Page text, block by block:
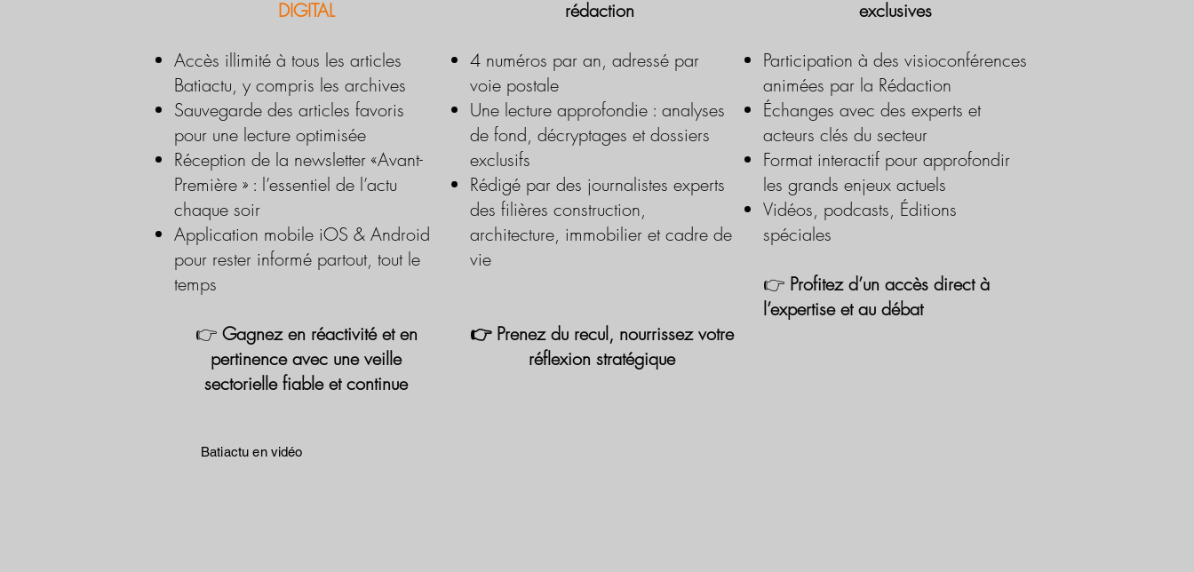
DIGITAL
Accès illimité à tous les articles
Batiactu, y compris les archives
Sauvegarde des articles favoris
pour une lecture optimisée
Réception de la newsletter «Avant-
Première » : l’essentiel de l’actu
chaque soir
Application mobile iOS & Android
pour rester informé partout, tout le
temps
👉 Gagnez en réactivité et en
pertinence avec une veille
sectorielle fiable et continue
rédaction
4 numéros par an, adressé par
voie postale
Une lecture approfondie : analyses
de fond, décryptages et dossiers
exclusifs
Rédigé par des journalistes experts
des filières construction,
architecture, immobilier et cadre de
vie
👉 Prenez du recul, nourrissez votre
réflexion stratégique
exclusives
Participation à des visioconférences
animées par la Rédaction
Échanges avec des experts et
acteurs clés du secteur
Format interactif pour approfondir
les grands enjeux actuels
Vidéos, podcasts, Éditions
spéciales
👉 Profitez d’un accès direct à
l’expertise et au débat
Batiactu en vidéo